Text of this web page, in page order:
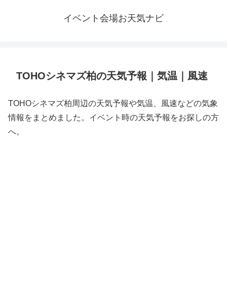
イベント会場お天気ナビ
TOHOシネマズ柏の天気予報｜気温｜風速
TOHOシネマズ柏周辺の天気予報や気温、風速などの気象
情報をまとめました。イベント時の天気予報をお探しの方
へ。